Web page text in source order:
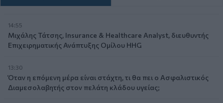
14:55
Μιχάλης Τάτσης, Insurance & Healthcare Analyst, διευθυντής
Επιχειρηματικής Ανάπτυξης Ομίλου HHG
13:30
Όταν η επόμενη μέρα είναι στάχτη, τι θα πει ο Ασφαλιστικός
Διαμεσολαβητής στον πελάτη κλάδου υγείας;